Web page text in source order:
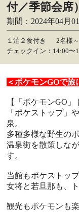
付／季節会席）
期間：2024年04月
１泊２食付き
2名様～
チェックイン：14:00
＜ポケモンGOで旅
【「ポケモンGO
「ポケストップ」
泉。
多種多様な野生の
温泉街を散策しな
す。
当館もポケストッ
女将と若旦那も、
観光もポケモンも